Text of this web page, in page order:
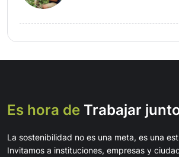
Es hora de Trabajar
La sostenibilidad no es una meta, es una
Invitamos a instituciones, empresas y